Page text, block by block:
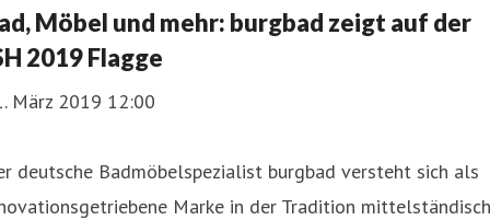
Möbel und mehr: burgbad zeigt auf der
2019 Flagge
März 2019 12:00
deutsche Badmöbelspezialist burgbad versteht sich als
Marke in der Tradition